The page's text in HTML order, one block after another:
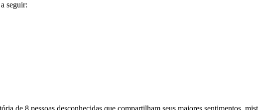
seguir:
de 8 pessoas desconhecidas que compartilham seus maiores sentimentos,